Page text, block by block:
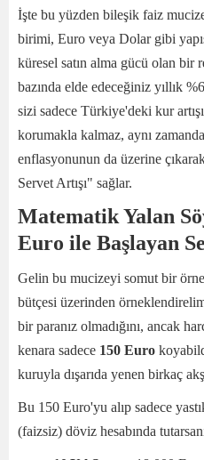
İşte bu yüzden bileşik faiz
birimi, Euro veya Dolar gibi
küresel satın alma gücü olan bir
bazında elde edeceğiniz yıllık
sizi sadece Türkiye'deki kur
korumakla kalmaz, aynı
enflasyonunun da üzerine
Servet Artışı" sağlar.
Matematik Yalan
Euro ile Başlayan
Gelin bu mucizeyi somut bir
bütçesi üzerinden
bir paranız olmadığını, ancak
kenara sadece 150 Euro
kuruyla dışarıda yenen birkaç
Bu 150 Euro'yu alıp sadece
(faizsiz) döviz hesabında